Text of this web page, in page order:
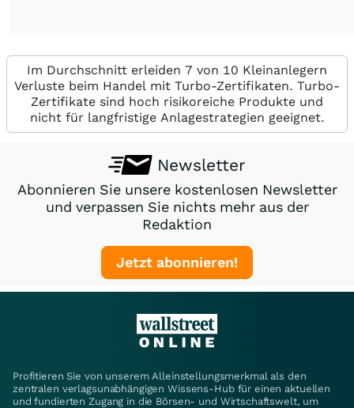
Im Durchschnitt erleiden 7 von 10 Kleinanlegern
Verluste beim Handel mit Turbo-Zertifikaten. Turbo-
Zertifikate sind hoch risikoreiche Produkte und
nicht für langfristige Anlagestrategien geeignet.
Newsletter
Abonnieren Sie unsere kostenlosen Newsletter
und verpassen Sie nichts mehr aus der
Redaktion
Jetzt abonnieren!
Profitieren Sie von unserem Alleinstellungsmerkmal als den
zentralen verlagsunabhängigen Wissens-Hub für einen aktuellen
und fundierten Zugang in die Börsen- und Wirtschaftswelt, um